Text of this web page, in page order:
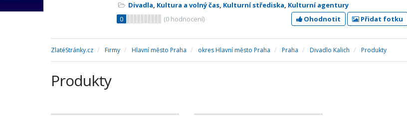
Divadla, Kultura a volný čas, Kulturní střediska, Kulturní agentury
0
(0 hodnocení) Ohodnotit Přidat fotku
ZlatéStránky.cz Firmy Hlavní město Praha okres Hlavní město Praha Praha Divadlo Kalich Produkty
Produkty